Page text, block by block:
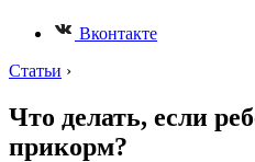
Вконтакте
Статьи ›
Что делать, если
прикорм?